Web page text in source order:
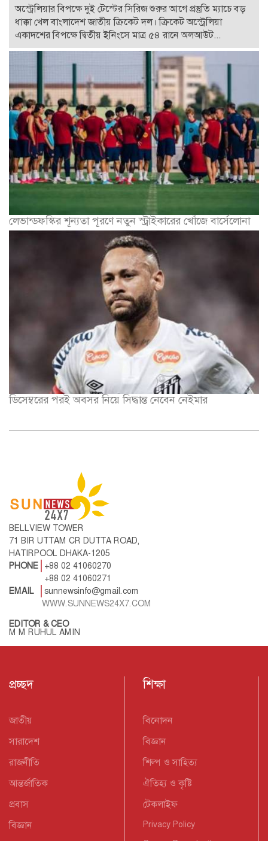
অস্ট্রেলিয়ার বিপক্ষে দুই টেস্টের সিরিজ শুরুর আগে প্রস্তুতি ম্যাচে বড়
ধাক্কা খেল বাংলাদেশ জাতীয় ক্রিকেট দল। ক্রিকেট অস্ট্রেলিয়া
একাদশের বিপক্ষে দ্বিতীয় ইনিংসে মাত্র ৫৪ রানে অলআউট...
লেভান্ডফস্কির শূন্যতা পূরণে নতুন স্ট্রাইকারের খোঁজে বার্সেলোনা
ডিসেম্বরের পরই অবসর নিয়ে সিদ্ধান্ত নেবেন নেইমার
BELLVIEW TOWER
71 BIR UTTAM CR DUTTA ROAD,
HATIRPOOL DHAKA-1205
PHONE
+88 02 41060270
+88 02 41060271
EMAIL
sunnewsinfo@gmail.com
WWW.SUNNEWS24X7.COM
EDITOR & CEO
M M RUHUL AMIN
প্রচ্ছদ
জাতীয়
সারাদেশ
রাজনীতি
আন্তর্জাতিক
প্রবাস
বিজ্ঞান
শিক্ষা
বিনোদন
বিজ্ঞান
শিল্প ও সাহিত্য
ঐতিহ্য ও কৃষ্টি
টেকলাইফ
Privacy Policy